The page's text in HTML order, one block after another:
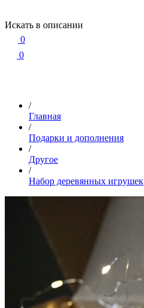
Искать в описании
0
0
/
Главная
/
Подарки и дополнения
/
Другое
/
Набор деревянных игрушек